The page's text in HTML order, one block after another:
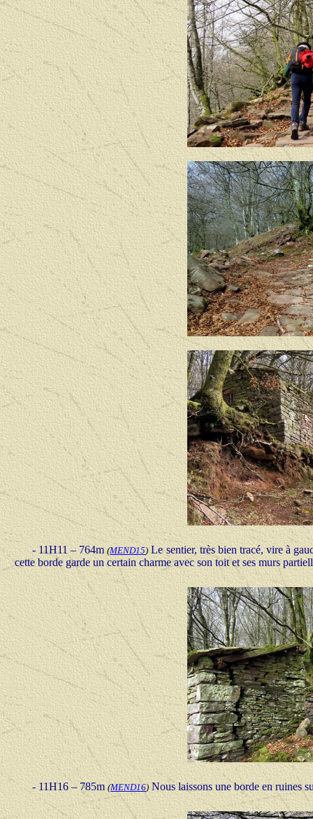
- 11H11 – 764m(MEND15) Le sentier, très bien tracé, vire à
cette borde garde un certain charme avec son toit et ses murs
- 11H16 – 785m(MEND16) Nous laissons une borde en ruines